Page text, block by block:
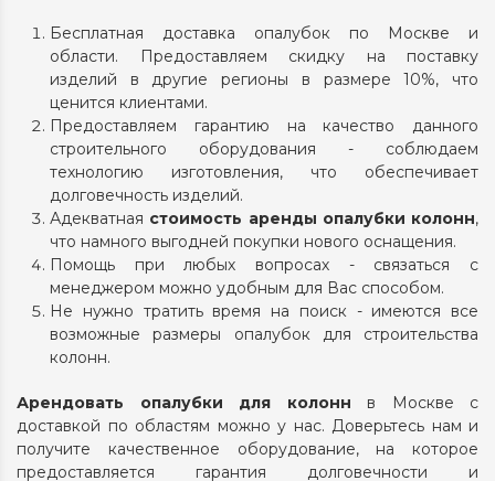
Бесплатная доставка опалубок по Москве и
области. Предоставляем скидку на поставку
изделий в другие регионы в размере 10%, что
ценится клиентами.
Предоставляем гарантию на качество данного
строительного оборудования - соблюдаем
технологию изготовления, что обеспечивает
долговечность изделий.
Адекватная стоимость аренды опалубки колонн,
что намного выгодней покупки нового оснащения.
Помощь при любых вопросах - связаться с
менеджером можно удобным для Вас способом.
Не нужно тратить время на поиск - имеются все
возможные размеры опалубок для строительства
колонн.
Арендовать опалубки для колонн в Москве с
доставкой по областям можно у нас. Доверьтесь нам и
получите качественное оборудование, на которое
предоставляется гарантия долговечности и